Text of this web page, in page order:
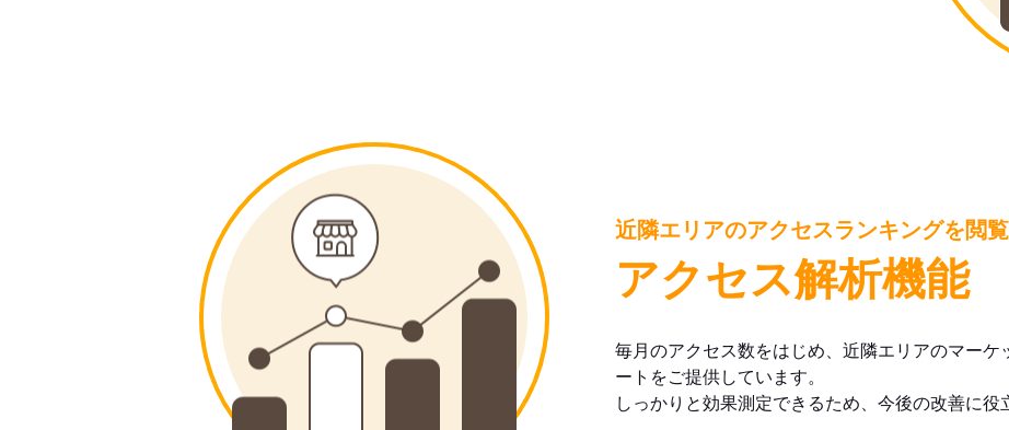
近隣エリアのアクセスランキングを閲
アクセス解析機能
毎月のアクセス数をはじめ、近隣エリアのマー
ートをご提供しています。
しっかりと効果測定できるため、今後の改善に役